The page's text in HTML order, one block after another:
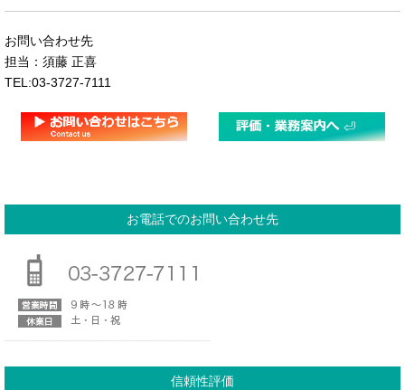
お問い合わせ先
担当：須藤 正喜
TEL:03-3727-7111
お電話でのお問い合わせ先
信頼性評価